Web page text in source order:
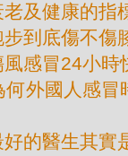
老及健康的指
步到底傷不傷
風感冒24小時
何外國人感
好的醫生其實